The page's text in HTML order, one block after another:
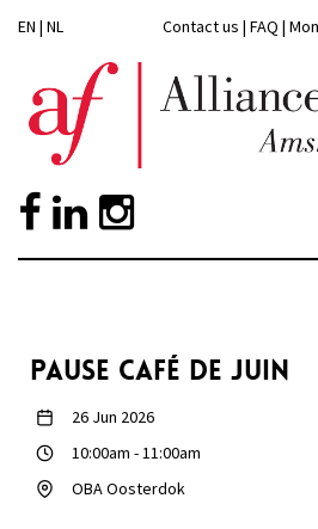
EN | NL Contact us | FAQ |
PAUSE CAFÉ DE JUIN
26 Jun 2026
10:00am -11:00am
OBA Oosterdok